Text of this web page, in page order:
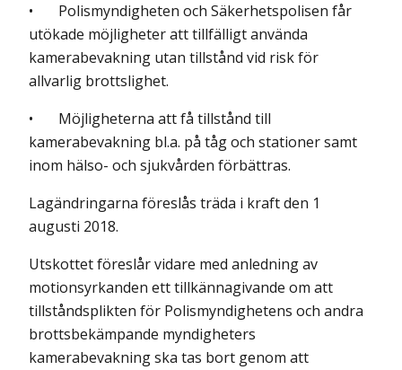
• Polismyndigheten och Säkerhetspolisen får
utökade möjligheter att tillfälligt använda
kamerabevakning utan tillstånd vid risk för
allvarlig brottslighet.
• Möjligheterna att få tillstånd till
kamerabevakning bl.a. på tåg och stationer samt
inom hälso- och sjukvården förbättras.
Lagändringarna föreslås träda i kraft den 1
augusti 2018.
Utskottet föreslår vidare med anledning av
motionsyrkanden ett tillkännagivande om att
tillståndsplikten för Polismyndighetens och andra
brottsbekämpande myndigheters
kamerabevakning ska tas bort genom att